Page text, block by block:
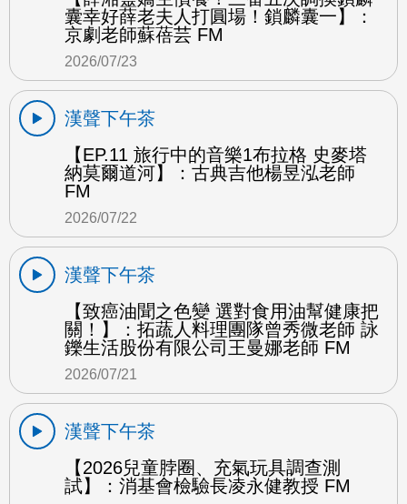
囊幸好薛老夫人打圓場！鎖麟囊一】：
京劇老師蘇蓓芸 FM
2026/07/23
漢聲下午茶
【EP.11 旅行中的音樂1布拉格 史麥塔
納莫爾道河】：古典吉他楊昱泓老師
FM
2026/07/22
漢聲下午茶
【致癌油聞之色變 選對食用油幫健康把
關！】：拓蔬人料理團隊曾秀微老師 詠
鑠生活股份有限公司王曼娜老師 FM
2026/07/21
漢聲下午茶
【2026兒童脖圈、充氣玩具調查測
試】：消基會檢驗長凌永健教授 FM